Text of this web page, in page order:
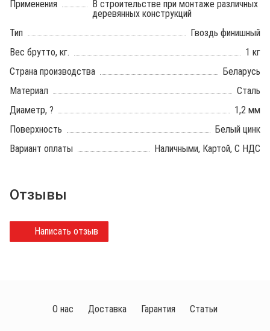
Применения
В строительстве при монтаже различных
деревянных конструкций
Тип
Гвоздь финишный
Вес брутто, кг.
1 кг
Страна производства
Беларусь
Материал
Сталь
Диаметр, ?
1,2 мм
Поверхность
Белый цинк
Вариант оплаты
Наличными, Картой, С НДС
Отзывы
Написать отзыв
О нас Доставка Гарантия Статьи